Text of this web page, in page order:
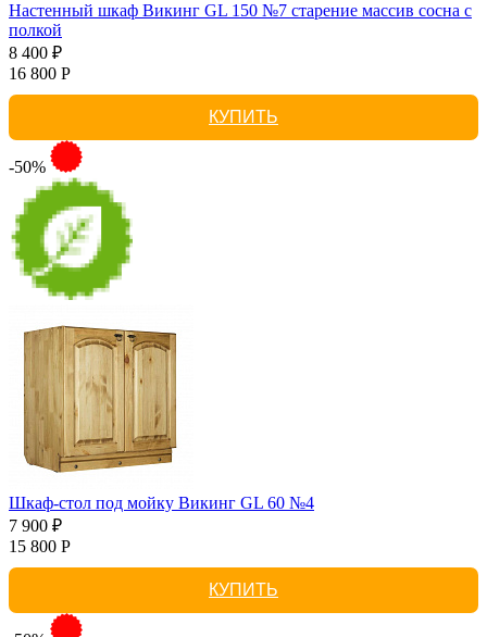
Настенный шкаф Викинг GL 150 №7 старение массив сосна с
полкой
8 400 ₽
16 800 Р
КУПИТЬ
-50%
Шкаф-стол под мойку Викинг GL 60 №4
7 900 ₽
15 800 Р
КУПИТЬ